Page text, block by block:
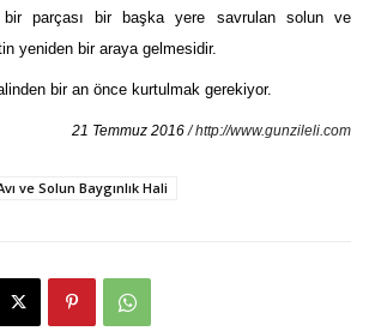
bir parçası bir başka yere savrulan solun ve
yeniden bir araya gelmesidir.
bir an önce kurtulmak gerekiyor.
21 Temmuz 2016/ http://www.gunzileli.com
ve Solun Baygınlık Hali